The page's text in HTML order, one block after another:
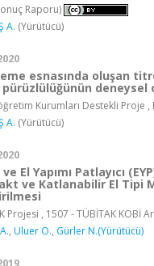
Raporu)
A. (Yürütücü)
esnasında oluşan
deneysel
Kurumları Destekli Proje ,
A. (Yürütücü)
ve El Yapımı Patlayıcı
ve Katlanabilir El Tipi
Projesi , 1507 - TÜBİTAK KOBİ
, Uluer O., Gürler N.(Yürütücü)